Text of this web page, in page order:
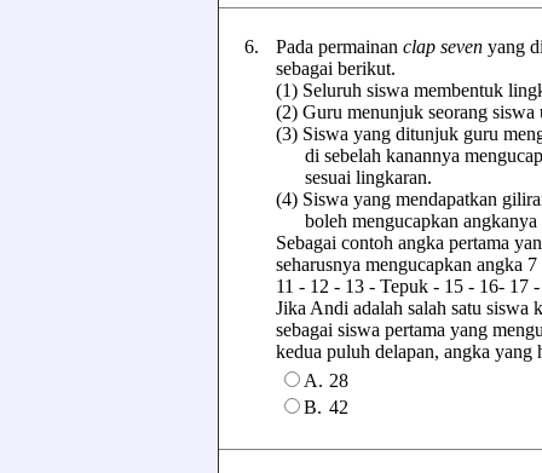
6. Pada permainan clap seven yang
sebagai berikut.
(1) Seluruh siswa membentuk
(2) Guru menunjuk seorang
(3) Siswa yang ditunjuk guru
di sebelah kanannya
sesuai lingkaran.
(4) Siswa yang mendapatkan
boleh mengucapkan angkanya
Sebagai contoh angka pertama
seharusnya mengucapkan angka
11 - 12 - 13 - Tepuk - 15 - 16- 17
Jika Andi adalah salah satu
sebagai siswa pertama yang
kedua puluh delapan, angka yang
A. 28
B. 42